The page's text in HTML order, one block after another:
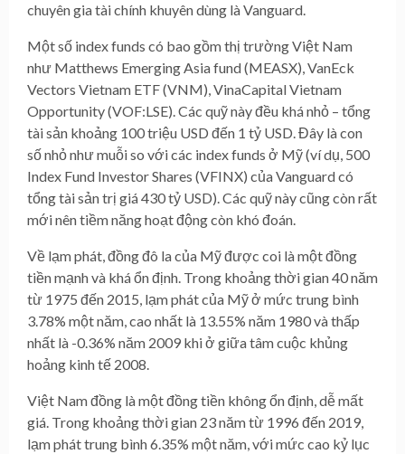
chuyên gia tài chính khuyên dùng là Vanguard.
Một số index funds có bao gồm thị trường Việt Nam
như Matthews Emerging Asia fund (MEASX), VanEck
Vectors Vietnam ETF (VNM), VinaCapital Vietnam
Opportunity (VOF:LSE). Các quỹ này đều khá nhỏ – tổng
tài sản khoảng 100 triệu USD đến 1 tỷ USD. Đây là con
số nhỏ như muỗi so với các index funds ở Mỹ (ví dụ, 500
Index Fund Investor Shares (VFINX) của Vanguard có
tổng tài sản trị giá 430 tỷ USD). Các quỹ này cũng còn rất
mới nên tiềm năng hoạt động còn khó đoán.
Về lạm phát, đồng đô la của Mỹ được coi là một đồng
tiền mạnh và khá ổn định. Trong khoảng thời gian 40 năm
từ 1975 đến 2015, lạm phát của Mỹ ở mức trung bình
3.78% một năm, cao nhất là 13.55% năm 1980 và thấp
nhất là -0.36% năm 2009 khi ở giữa tâm cuộc khủng
hoảng kinh tế 2008.
Việt Nam đồng là một đồng tiền không ổn định, dễ mất
giá. Trong khoảng thời gian 23 năm từ 1996 đến 2019,
lạm phát trung bình 6.35% một năm, với mức cao kỷ lục